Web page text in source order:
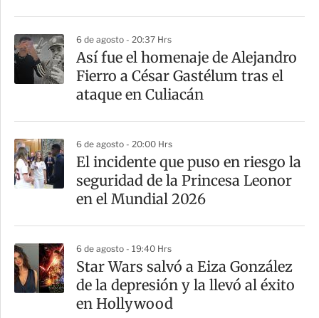
6 de agosto - 20:37 Hrs
Así fue el homenaje de Alejandro
Fierro a César Gastélum tras el
ataque en Culiacán
6 de agosto - 20:00 Hrs
El incidente que puso en riesgo la
seguridad de la Princesa Leonor
en el Mundial 2026
6 de agosto - 19:40 Hrs
Star Wars salvó a Eiza González
de la depresión y la llevó al éxito
en Hollywood